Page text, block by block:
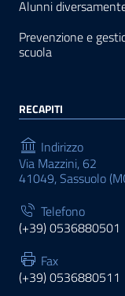
Alunni
Prevenzione e
scuola
RECAPITI
Indirizzo
Via Mazzini, 62
41049, Sassuolo
Telefono
(+39) 0536880501
Fax
(+39) 0536880511